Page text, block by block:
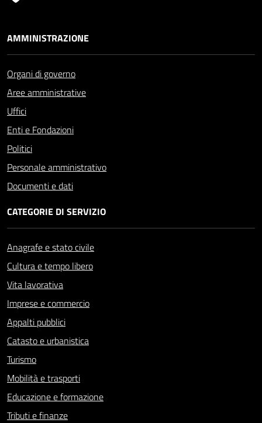
AMMINISTRAZIONE
Organi di governo
Aree amministrative
Uffici
Enti e Fondazioni
Politici
Personale amministrativo
Documenti e dati
CATEGORIE DI SERVIZIO
Anagrafe e stato civile
Cultura e tempo libero
Vita lavorativa
Imprese e commercio
Appalti pubblici
Catasto e urbanistica
Turismo
Mobilità e trasporti
Educazione e formazione
Tributi e finanze